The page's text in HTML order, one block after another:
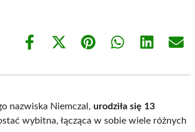
Share
Share
(Twitter)
Share Share Share Share
nazwiska Niemczal,urodziła się 13
wybitna, łącząca w sobie wiele różnych